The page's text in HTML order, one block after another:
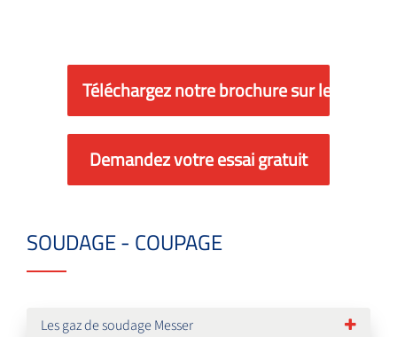
SOUDAGE - COUPAGE
Les gaz de soudage Messer
Téléchargez notre brochure sur le
Demandez votre essai gratuit